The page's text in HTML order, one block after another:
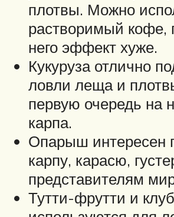
плотвы. Можно
растворимый кофе,
него эффект хуже.
Кукуруза отлично
ловли леща и
первую очередь на
карпа.
Опарыш интересен
карпу, карасю,
представителям
Тутти-фрутти и